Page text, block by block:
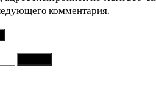
комментария.